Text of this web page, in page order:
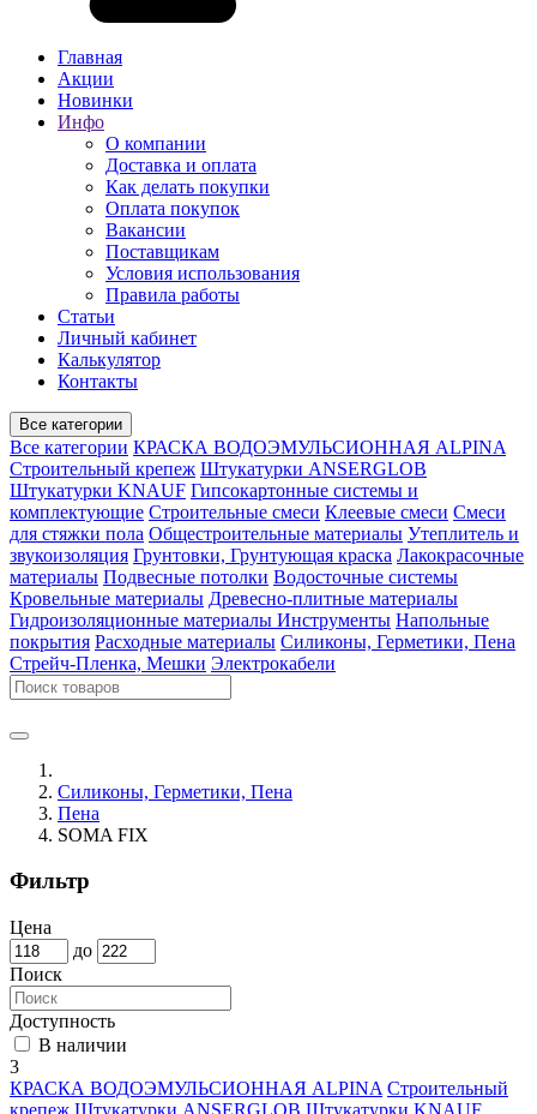
Главная
Акции
Новинки
Инфо
О компании
Доставка и оплата
Как делать покупки
Оплата покупок
Вакансии
Поставщикам
Условия использования
Правила работы
Статьи
Личный кабинет
Калькулятор
Контакты
Все категории
Все категории КРАСКА ВОДОЭМУЛЬСИОННАЯ ALPINA
Строительный крепеж Штукатурки ANSERGLOB
Штукатурки KNAUF Гипсокартонные системы и
комплектующие Строительные смеси Клеевые смеси Смеси
для стяжки пола Общестроительные материалы Утеплитель и
звукоизоляция Грунтовки, Грунтующая краска Лакокрасочные
материалы Подвесные потолки Водосточные системы
Кровельные материалы Древесно-плитные материалы
Гидроизоляционные материалы Инструменты Напольные
покрытия Расходные материалы Силиконы, Герметики, Пена
Стрейч-Пленка, Мешки Электрокабели
Силиконы, Герметики, Пена
Пена
SOMA FIX
Фильтр
Цена
до
Поиск
Доступность
В наличии
3
КРАСКА ВОДОЭМУЛЬСИОННАЯ ALPINA Строительный